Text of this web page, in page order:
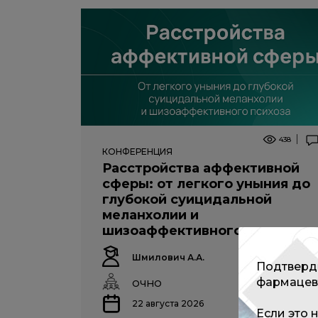
438
КОНФЕРЕНЦИЯ
Расстройства аффективной
сферы: от легкого уныния до
глубокой суицидальной
меланхолии и
шизоаффективного психоза
Шмилович А.А.
ОЧНО
22 августа 2026
Если это